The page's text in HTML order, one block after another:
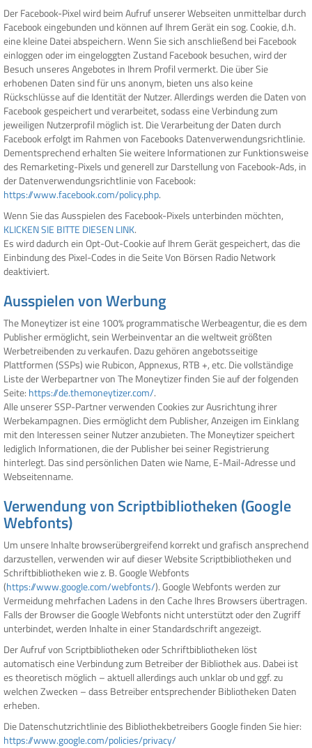
Der Facebook-Pixel wird beim Aufruf unserer Webseiten unmittelbar durch
Facebook eingebunden und können auf Ihrem Gerät ein sog. Cookie, d.h.
eine kleine Datei abspeichern. Wenn Sie sich anschließend bei Facebook
einloggen oder im eingeloggten Zustand Facebook besuchen, wird der
Besuch unseres Angebotes in Ihrem Profil vermerkt. Die über Sie
erhobenen Daten sind für uns anonym, bieten uns also keine
Rückschlüsse auf die Identität der Nutzer. Allerdings werden die Daten von
Facebook gespeichert und verarbeitet, sodass eine Verbindung zum
jeweiligen Nutzerprofil möglich ist. Die Verarbeitung der Daten durch
Facebook erfolgt im Rahmen von Facebooks Datenverwendungsrichtlinie.
Dementsprechend erhalten Sie weitere Informationen zur Funktionsweise
des Remarketing-Pixels und generell zur Darstellung von Facebook-Ads, in
der Datenverwendungsrichtlinie von Facebook:
https://www.facebook.com/policy.php.
Wenn Sie das Ausspielen des Facebook-Pixels unterbinden möchten,
KLICKEN SIE BITTE DIESEN LINK.
Es wird dadurch ein Opt-Out-Cookie auf Ihrem Gerät gespeichert, das die
Einbindung des Pixel-Codes in die Seite Von Börsen Radio Network
deaktiviert.
Ausspielen von Werbung
The Moneytizer ist eine 100% programmatische Werbeagentur, die es dem
Publisher ermöglicht, sein Werbeinventar an die weltweit größten
Werbetreibenden zu verkaufen. Dazu gehören angebotsseitige
Plattformen (SSPs) wie Rubicon, Appnexus, RTB +, etc. Die vollständige
Liste der Werbepartner von The Moneytizer finden Sie auf der folgenden
Seite: https://de.themoneytizer.com/.
Alle unserer SSP-Partner verwenden Cookies zur Ausrichtung ihrer
Werbekampagnen. Dies ermöglicht dem Publisher, Anzeigen im Einklang
mit den Interessen seiner Nutzer anzubieten. The Moneytizer speichert
lediglich Informationen, die der Publisher bei seiner Registrierung
hinterlegt. Das sind persönlichen Daten wie Name, E-Mail-Adresse und
Webseitenname.
Verwendung von Scriptbibliotheken (Google
Webfonts)
Um unsere Inhalte browserübergreifend korrekt und grafisch ansprechend
darzustellen, verwenden wir auf dieser Website Scriptbibliotheken und
Schriftbibliotheken wie z. B. Google Webfonts
(https://www.google.com/webfonts/). Google Webfonts werden zur
Vermeidung mehrfachen Ladens in den Cache Ihres Browsers übertragen.
Falls der Browser die Google Webfonts nicht unterstützt oder den Zugriff
unterbindet, werden Inhalte in einer Standardschrift angezeigt.
Der Aufruf von Scriptbibliotheken oder Schriftbibliotheken löst
automatisch eine Verbindung zum Betreiber der Bibliothek aus. Dabei ist
es theoretisch möglich – aktuell allerdings auch unklar ob und ggf. zu
welchen Zwecken – dass Betreiber entsprechender Bibliotheken Daten
erheben.
Die Datenschutzrichtlinie des Bibliothekbetreibers Google finden Sie hier:
https://www.google.com/policies/privacy/